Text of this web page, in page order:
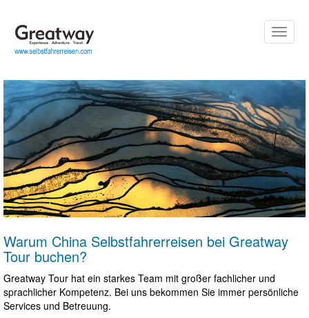
Toggle
Warum China Selbstfahrerreisen bei Greatway
Tour buchen?
Greatway Tour hat ein starkes Team mit großer fachlicher und
sprachlicher Kompetenz. Bei uns bekommen Sie immer persönliche
Services und Betreuung.